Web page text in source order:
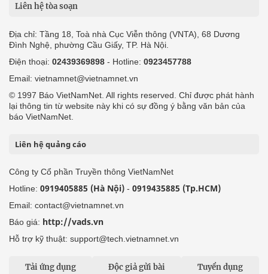
Liên hệ tòa soạn
Địa chỉ: Tầng 18, Toà nhà Cục Viễn thông (VNTA), 68 Dương
Đình Nghệ, phường Cầu Giấy, TP. Hà Nội.
Điện thoại: 02439369898 - Hotline: 0923457788
Email: vietnamnet@vietnamnet.vn
© 1997 Báo VietNamNet. All rights reserved. Chỉ được phát hành
lại thông tin từ website này khi có sự đồng ý bằng văn bản của
báo VietNamNet.
Liên hệ quảng cáo
Công ty Cổ phần Truyền thông VietNamNet
Hotline: 0919405885 (Hà Nội) - 0919435885 (Tp.HCM)
Email: contact@vietnamnet.vn
Báo giá: http://vads.vn
Hỗ trợ kỹ thuật: support@tech.vietnamnet.vn
Tải ứng dụng Độc giả gửi bài Tuyển dụng